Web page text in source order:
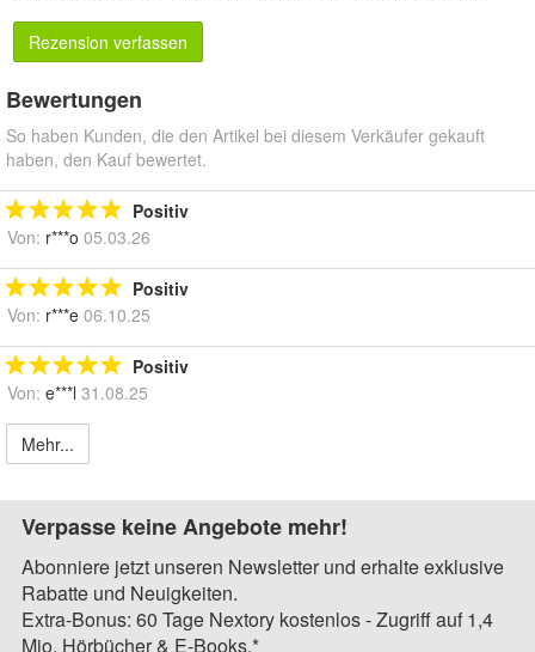
Rezension verfassen
Bewertungen
So haben Kunden, die den Artikel bei diesem Verkäufer gekauft
haben, den Kauf bewertet.
Positiv
Von: r***o 05.03.26
Positiv
Von: r***e 06.10.25
Positiv
Von: e***l 31.08.25
Mehr...
Verpasse keine Angebote mehr!
Abonniere jetzt unseren Newsletter und erhalte exklusive
Rabatte und Neuigkeiten.
Extra-Bonus: 60 Tage Nextory kostenlos - Zugriff auf 1,4
Mio. Hörbücher & E-Books.*